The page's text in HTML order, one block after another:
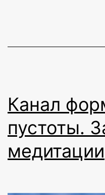
Канал
пустоты.
медитации